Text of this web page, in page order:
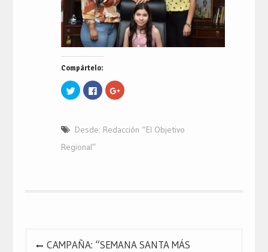
Compártelo:
Haz
clic
para
(Se
en
una
Haz
clic
para
(Se
Haz
clic
Google+
(Se
Desde: Redacción “El Objetivo
Regional”
Navegación
CAMPAÑA: “SEMANA SANTA MÁS